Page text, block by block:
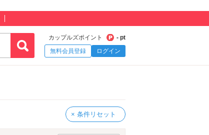
カップルズポイント
- pt
無料会員登録
ログイン
× 条件リセット